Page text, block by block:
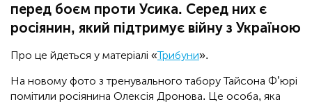
перед боєм проти Усика. Серед них є
росіянин, який підтримує війну з Україною
Про це йдеться у матеріалі «Трибуни».
На новому фото з тренувального табору Тайсона Фʼюрі
помітили росіянина Олексія Дронова. Це особа, яка